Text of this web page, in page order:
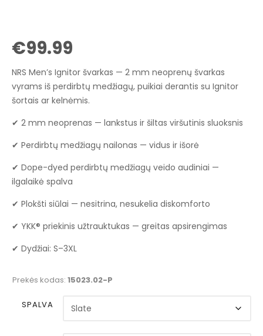
€99.99
NRS Men’s Ignitor švarkas — 2 mm neoprenų švarkas
vyrams iš perdirbtų medžiagų, puikiai derantis su Ignitor
šortais ar kelnėmis.
✔ 2 mm neoprenas — lankstus ir šiltas viršutinis sluoksnis
✔ Perdirbtų medžiagų nailonas — vidus ir išorė
✔ Dope-dyed perdirbtų medžiagų veido audiniai —
ilgalaikė spalva
✔ Plokšti siūlai — nesitrina, nesukelia diskomforto
✔ YKK® priekinis užtrauktukas — greitas apsirengimas
✔ Dydžiai: S–3XL
Prekės kodas: 15023.02-P
SPALVA